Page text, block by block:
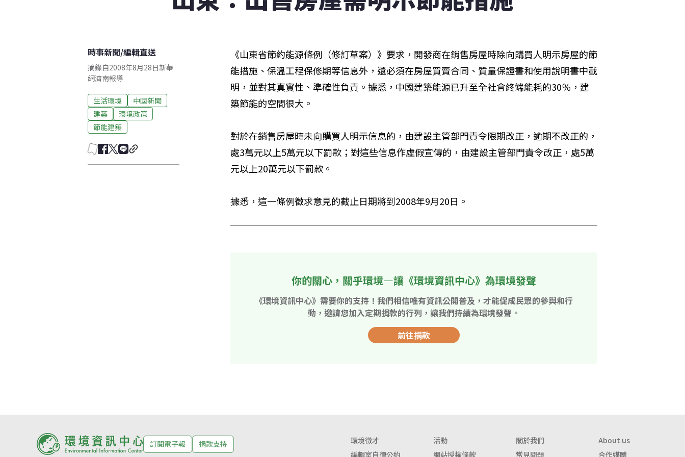
時事新聞/編輯直送
摘錄自2008年8月28日新華
網濟南報導
生活環境
中國新聞
建築
環境政策
節能建築
《山東省節約能源條例（修訂草案）》要求，開發商在銷售房屋時除向購買人明示房屋的節
能措施、保溫工程保修期等信息外，還必須在房屋買賣合同、質量保證書和使用說明書中載
明，並對其真實性、準確性負責。據悉，中國建築能源已升至全社會終端能耗的30％，建
築節能的空間很大。
對於在銷售房屋時未向購買人明示信息的，由建設主管部門責令限期改正，逾期不改正的，
處3萬元以上5萬元以下罰款；對這些信息作虛假宣傳的，由建設主管部門責令改正，處5萬
元以上20萬元以下罰款。
據悉，這一條例徵求意見的截止日期將到2008年9月20日。
你的關心，關乎環境—讓《環境資訊中心》為環境發聲
《環境資訊中心》需要你的支持！我們相信唯有資訊公開普及，才能促成民眾的參與和行
動，邀請您加入定期捐款的行列，讓我們持續為環境發聲。
前往捐款
訂閱電子報 捐款支持 環境徵才 活動 關於我們
About us
編輯室自律公約
網站授權條款 常見問題 合作媒體